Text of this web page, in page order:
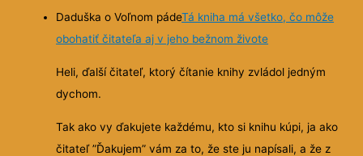
Daduška o Voľnom pádeTá kniha má všetko, čo môže
obohatiť čitateľa aj v jeho bežnom živote
Heli, ďalší čitateľ, ktorý čítanie knihy zvládol jedným
dychom.
Tak ako vy ďakujete každému, kto si knihu kúpi, ja ako
čitateľ ”Ďakujem” vám za to, že ste ju napísali, a že z